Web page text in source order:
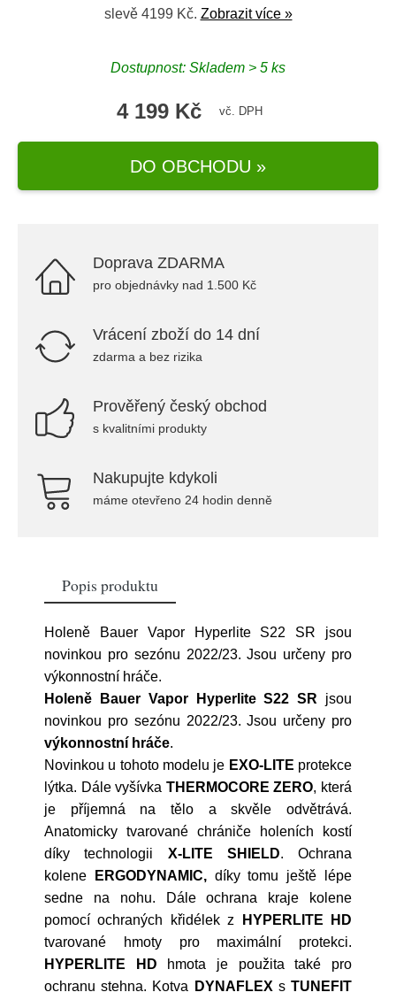
slevě 4199 Kč. Zobrazit více »
Dostupnost: Skladem > 5 ks
4 199 Kč vč. DPH
DO OBCHODU »
Doprava ZDARMA
pro objednávky nad 1.500 Kč
Vrácení zboží do 14 dní
zdarma a bez rizika
Prověřený český obchod
s kvalitními produkty
Nakupujte kdykoli
máme otevřeno 24 hodin denně
Popis produktu
Holeně Bauer Vapor Hyperlite S22 SR jsou
novinkou pro sezónu 2022/23. Jsou určeny pro
výkonnostní hráče.
Holeně Bauer Vapor Hyperlite S22 SR jsou
novinkou pro sezónu 2022/23. Jsou určeny pro
výkonnostní hráče.
Novinkou u tohoto modelu je EXO-LITE protekce
lýtka. Dále vyšívka THERMOCORE ZERO, která
je příjemná na tělo a skvěle odvětrává.
Anatomicky tvarované chrániče holeních kostí
díky technologii X-LITE SHIELD. Ochrana
kolene
ERGODYNAMIC,díky tomu ještě lépe
sedne na nohu. Dále ochrana kraje kolene
pomocí ochraných křidélek z
HYPERLITE HD
tvarované hmoty pro maximální protekci.
HYPERLITE HD hmota je použita také pro
ochranu stehna. Kotva
DYNAFLEX sTUNEFIT